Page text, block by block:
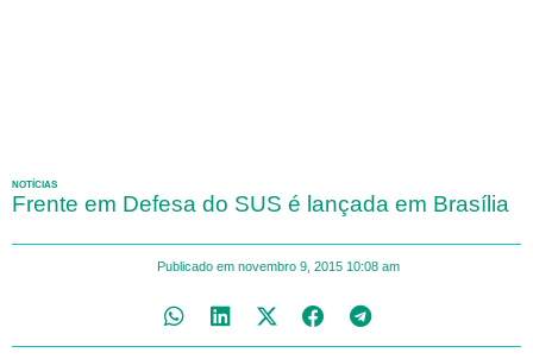
NOTÍCIAS
Frente em Defesa do SUS é lançada em Brasília
Publicado em novembro 9, 2015 10:08 am